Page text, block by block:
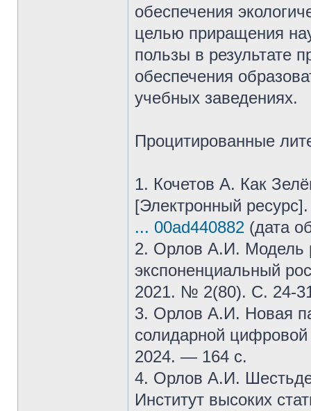
обеспечения
целью приращения
пользы в результате
обеспечения
учебных заведениях.
Процитированные
1. Кочетов А. Как
[Электронный
... 00ad440882 (дата
2. Орлов А.И. Модель
экспоненциальный
2021. № 2(80). С. 24-
3. Орлов А.И. Новая
солидарной
2024. — 164 с.
4. Орлов А.И.
Институт высоких